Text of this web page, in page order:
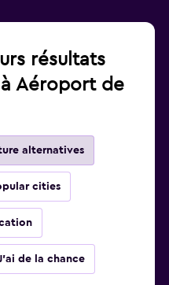
résultats
Aéroport de
alternatives
cities
de la chance